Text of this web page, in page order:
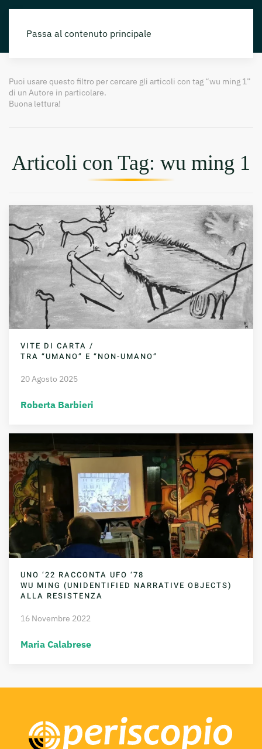
Passa al contenuto principale
Puoi usare questo filtro per cercare gli articoli con tag “wu ming 1”
di un Autore in particolare.
Buona lettura!
Articoli con Tag: wu ming 1
VITE DI CARTA /
TRA “UMANO” E “NON-UMANO”
20 Agosto 2025
Roberta Barbieri
UNO ‘22 RACCONTA UFO ‘78
WU MING (UNIDENTIFIED NARRATIVE OBJECTS)
ALLA RESISTENZA
16 Novembre 2022
Maria Calabrese